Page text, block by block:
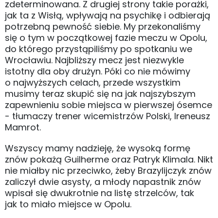
zdeterminowana. Z drugiej strony takie porażki,
jak ta z Wisłą, wpływają na psychikę i odbierają
potrzebną pewność siebie. My przekonaliśmy
się o tym w początkowej fazie meczu w Opolu,
do którego przystąpiliśmy po spotkaniu we
Wrocławiu. Najbliższy mecz jest niezwykle
istotny dla oby drużyn. Póki co nie mówimy
o najwyższych celach, przede wszystkim
musimy teraz skupić się na jak najszybszym
zapewnieniu sobie miejsca w pierwszej ósemce
- tłumaczy trener wicemistrzów Polski, Ireneusz
Mamrot.
Wszyscy mamy nadzieję, że wysoką formę
znów pokażą Guilherme oraz Patryk Klimala. Nikt
nie miałby nic przeciwko, żeby Brazylijczyk znów
zaliczył dwie asysty, a młody napastnik znów
wpisał się dwukrotnie na listę strzelców, tak
jak to miało miejsce w Opolu.